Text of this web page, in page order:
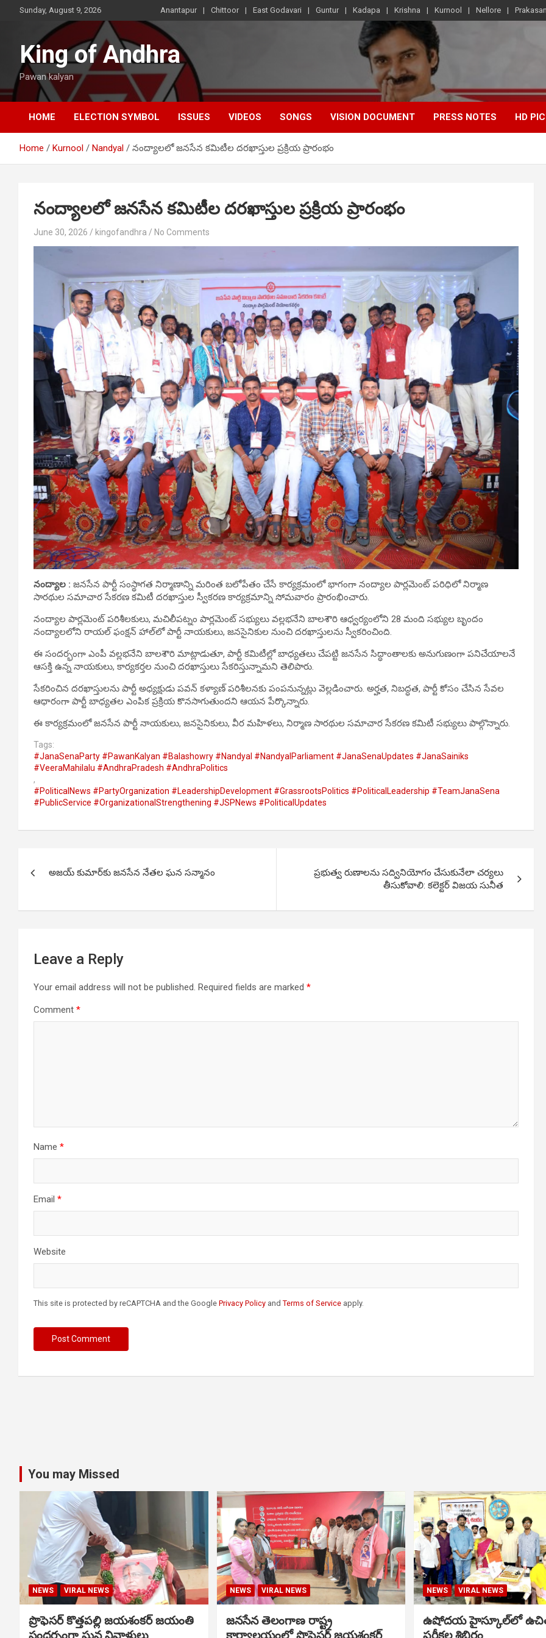
Sunday, August 9, 2026 Anantapur Chittoor East Godavari Guntur Kadapa Krishna Kurnool Nellore
King of Andhra
Pawan kalyan
HOME ELECTION SYMBOL ISSUES VIDEOS SONGS VISION DOCUMENT PRESS NOTES HD
Home Kurnool Nandyal నంద్యాలలో జనసేన కమిటీల దరఖాస్తుల ప్రక్రియ ప్రారంభం
నంద్యాలలో జనసేన కమిటీల దరఖాస్తుల ప్రక్రియ ప్రారంభం
June 30, 2026 kingofandhra No Comments
నంద్యాల : జనసేన పార్టీ సంస్థాగత నిర్మాణాన్ని మరింత బలోపేతం చేసే కార్యక్రమంలో భాగంగా నంద్యాల పార్లమెంట్ పరిధిలో నిర్మాణ
సారథుల సమాచార సేకరణ కమిటీ దరఖాస్తుల స్వీకరణ కార్యక్రమాన్ని సోమవారం ప్రారంభించారు.
నంద్యాల పార్లమెంట్ పరిశీలకులు, మచిలీపట్నం పార్లమెంట్ సభ్యులు వల్లభనేని బాలశౌరి ఆధ్వర్యంలోని 28 మంది సభ్యుల బృందం
నంద్యాలలోని రాయల్ ఫంక్షన్ హాల్‌లో పార్టీ నాయకులు, జనసైనికుల నుంచి దరఖాస్తులను స్వీకరించింది.
ఈ సందర్భంగా ఎంపీ వల్లభనేని బాలశౌరి మాట్లాడుతూ, పార్టీ కమిటీల్లో బాధ్యతలు చేపట్టి జనసేన సిద్ధాంతాలకు అనుగుణంగా పనిచేయాలనే
ఆసక్తి ఉన్న నాయకులు, కార్యకర్తల నుంచి దరఖాస్తులు సేకరిస్తున్నామని తెలిపారు.
సేకరించిన దరఖాస్తులను పార్టీ అధ్యక్షుడు పవన్ కళ్యాణ్ పరిశీలనకు పంపనున్నట్లు వెల్లడించారు. అర్హత, నిబద్ధత, పార్టీ కోసం చేసిన సేవల
ఆధారంగా పార్టీ బాధ్యతల ఎంపిక ప్రక్రియ కొనసాగుతుందని ఆయన పేర్కొన్నారు.
ఈ కార్యక్రమంలో జనసేన పార్టీ నాయకులు, జనసైనికులు, వీర మహిళలు, నిర్మాణ సారథుల సమాచార సేకరణ కమిటీ సభ్యులు పాల్గొన్నారు.
Tags:
#JanaSenaParty #PawanKalyan #Balashowry #Nandyal #NandyalParliament #JanaSenaUpdates #JanaSainiks
#VeeraMahilalu #AndhraPradesh #AndhraPolitics
,
#PoliticalNews #PartyOrganization #LeadershipDevelopment #GrassrootsPolitics #PoliticalLeadership #TeamJanaSena
#PublicService #OrganizationalStrengthening #JSPNews #PoliticalUpdates
అజయ్ కుమార్‌కు జనసేన నేతల ఘన సన్మానం
ప్రభుత్వ రుణాలను సద్వినియోగం చేసుకునేలా చర్యలు
తీసుకోవాలి: కలెక్టర్ విజయ సునీత
Leave a Reply
Your email address will not be published. Required fields are marked *
Comment *
Name *
Email *
Website
This site is protected by reCAPTCHA and the Google Privacy Policy and Terms of Service apply.
You may Missed
NEWS VIRAL NEWS
ప్రొఫెసర్ కొత్తపల్లి జయశంకర్ జయంతి
సందర్భంగా ఘన నివాళులు
NEWS VIRAL NEWS
జనసేన తెలంగాణ రాష్ట్ర
కార్యాలయంలో ప్రొఫెసర్ జయశంకర్
NEWS VIRAL NEWS
ఉషోదయ హైస్కూల్‌లో
పరీక్షల శిబిరం